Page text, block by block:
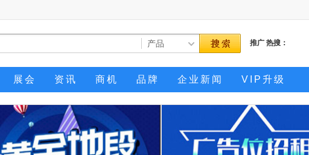
推广 热搜：
展会 资讯 商机 品牌 企业新闻 VIP升级